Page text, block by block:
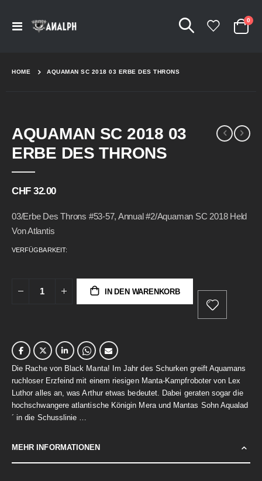
Navigation
Cart
0
HOME AQUAMAN SC 2018 03 ERBE DES THRONS
AQUAMAN SC 2018 03
ERBE DES THRONS
CHF 32.00
03/Erbe Des Throns #53-57, Annual #2/Aquaman SC 2018 Held
Von Atlantis
VERFÜGBARKEIT:
IN DEN WARENKORB
Die Rache von Black Manta! Im Jahr des Schurken greift Aquamans
ruchloser Erzfeind mit einem riesigen Manta-Kampfroboter von Lex
Luthor alles an, was Arthur etwas bedeutet. Dabei geraten sogar die
hochschwangere atlantische Königin Mera und Mantas Sohn Aqualad
´ in die Schusslinie …
MEHR INFORMATIONEN
to
the
end
images
to
the
beginning
images